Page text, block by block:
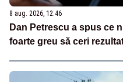
8 aug. 2026, 12:46
Dan Petrescu a spus ce
foarte greu să ceri